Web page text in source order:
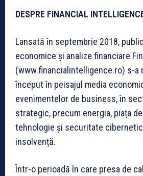
DESPRE FINANCIAL
Lansată în septembrie 2018,
economice și analize financiare
(www.financialintelligence.ro) s-a
început în peisajul media
evenimentelor de business, în
strategic, precum energia, piața
tehnologie și securitate
insolvență.
Într-o perioadă în care presa de